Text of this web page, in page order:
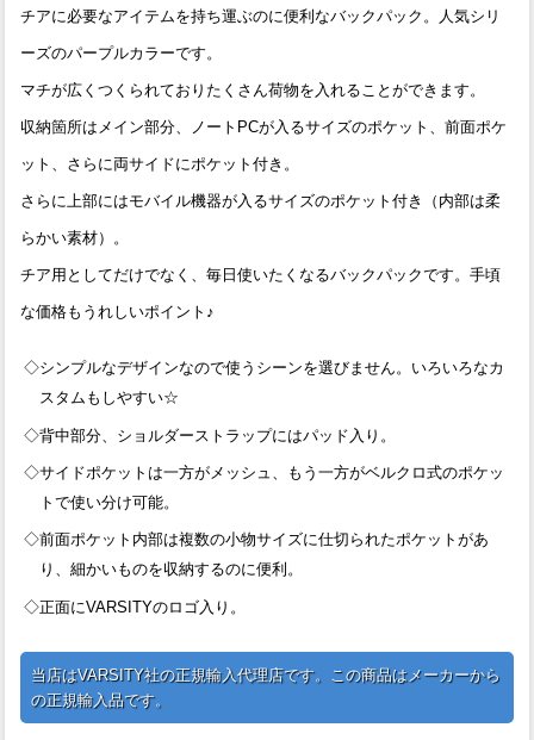
チアに必要なアイテムを持ち運ぶのに便利なバックパック。人気シリ
ーズのパープルカラーです。
マチが広くつくられておりたくさん荷物を入れることができます。
収納箇所はメイン部分、ノートPCが入るサイズのポケット、前面ポケ
ット、さらに両サイドにポケット付き。
さらに上部にはモバイル機器が入るサイズのポケット付き（内部は柔
らかい素材）。
チア用としてだけでなく、毎日使いたくなるバックパックです。手頃
な価格もうれしいポイント♪
◇シンプルなデザインなので使うシーンを選びません。いろいろなカ
スタムもしやすい☆
◇背中部分、ショルダーストラップにはパッド入り。
◇サイドポケットは一方がメッシュ、もう一方がベルクロ式のポケッ
トで使い分け可能。
◇前面ポケット内部は複数の小物サイズに仕切られたポケットがあ
り、細かいものを収納するのに便利。
◇正面にVARSITYのロゴ入り。
当店はVARSITY社の正規輸入代理店です。この商品はメーカーから
の正規輸入品です。